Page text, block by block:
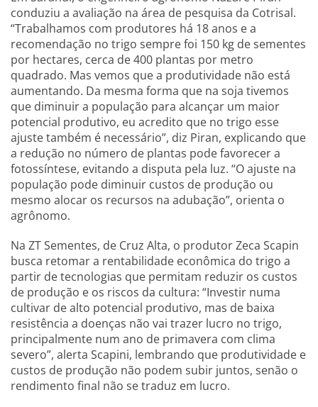
conduziu a avaliação na área de pesquisa da Cotrisal.
“Trabalhamos com produtores há 18 anos e a
recomendação no trigo sempre foi 150 kg de sementes
por hectares, cerca de 400 plantas por metro
quadrado. Mas vemos que a produtividade não está
aumentando. Da mesma forma que na soja tivemos
que diminuir a população para alcançar um maior
potencial produtivo, eu acredito que no trigo esse
ajuste também é necessário”, diz Piran, explicando que
a redução no número de plantas pode favorecer a
fotossíntese, evitando a disputa pela luz. “O ajuste na
população pode diminuir custos de produção ou
mesmo alocar os recursos na adubação”, orienta o
agrônomo.
Na ZT Sementes, de Cruz Alta, o produtor Zeca Scapin
busca retomar a rentabilidade econômica do trigo a
partir de tecnologias que permitam reduzir os custos
de produção e os riscos da cultura: “Investir numa
cultivar de alto potencial produtivo, mas de baixa
resistência a doenças não vai trazer lucro no trigo,
principalmente num ano de primavera com clima
severo”, alerta Scapini, lembrando que produtividade e
custos de produção não podem subir juntos, senão o
rendimento final não se traduz em lucro.